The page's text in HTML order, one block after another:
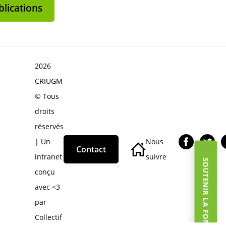
SOUTENIR LA FONDATION
2026
CRIUGM
© Tous
droits
réservés
| Un
intranet
conçu
avec <3
par
Collectif
Contact
Nous
suivre